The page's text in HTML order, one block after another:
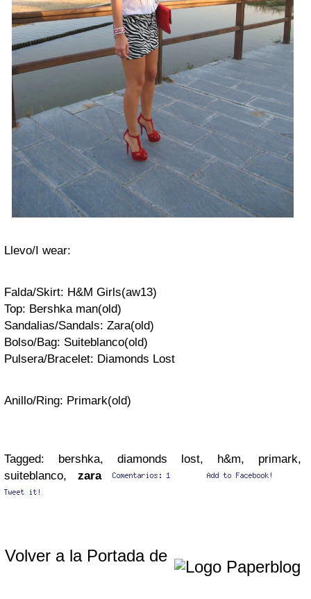
Llevo/I wear:
Falda/Skirt: H&M Girls(aw13)
Top: Bershka man(old)
Sandalias/Sandals: Zara(old)
Bolso/Bag: Suiteblanco(old)
Pulsera/Bracelet: Diamonds Lost
Anillo/Ring: Primark(old)
Tagged: bershka, diamonds lost, h&m, primark,
suiteblanco, zara
Volver a la Portada de